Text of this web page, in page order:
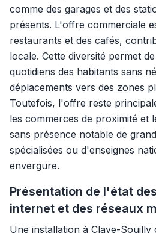
comme des garages et des
présents. L'offre commerciale
restaurants et des cafés,
locale. Cette diversité permet
quotidiens des habitants sans
déplacements vers des zones
Toutefois, l'offre reste
les commerces de proximité et
sans présence notable de
spécialisées ou d'enseignes
envergure.
Présentation de l'état
internet et des réseaux
Une installation à Claye-Souilly